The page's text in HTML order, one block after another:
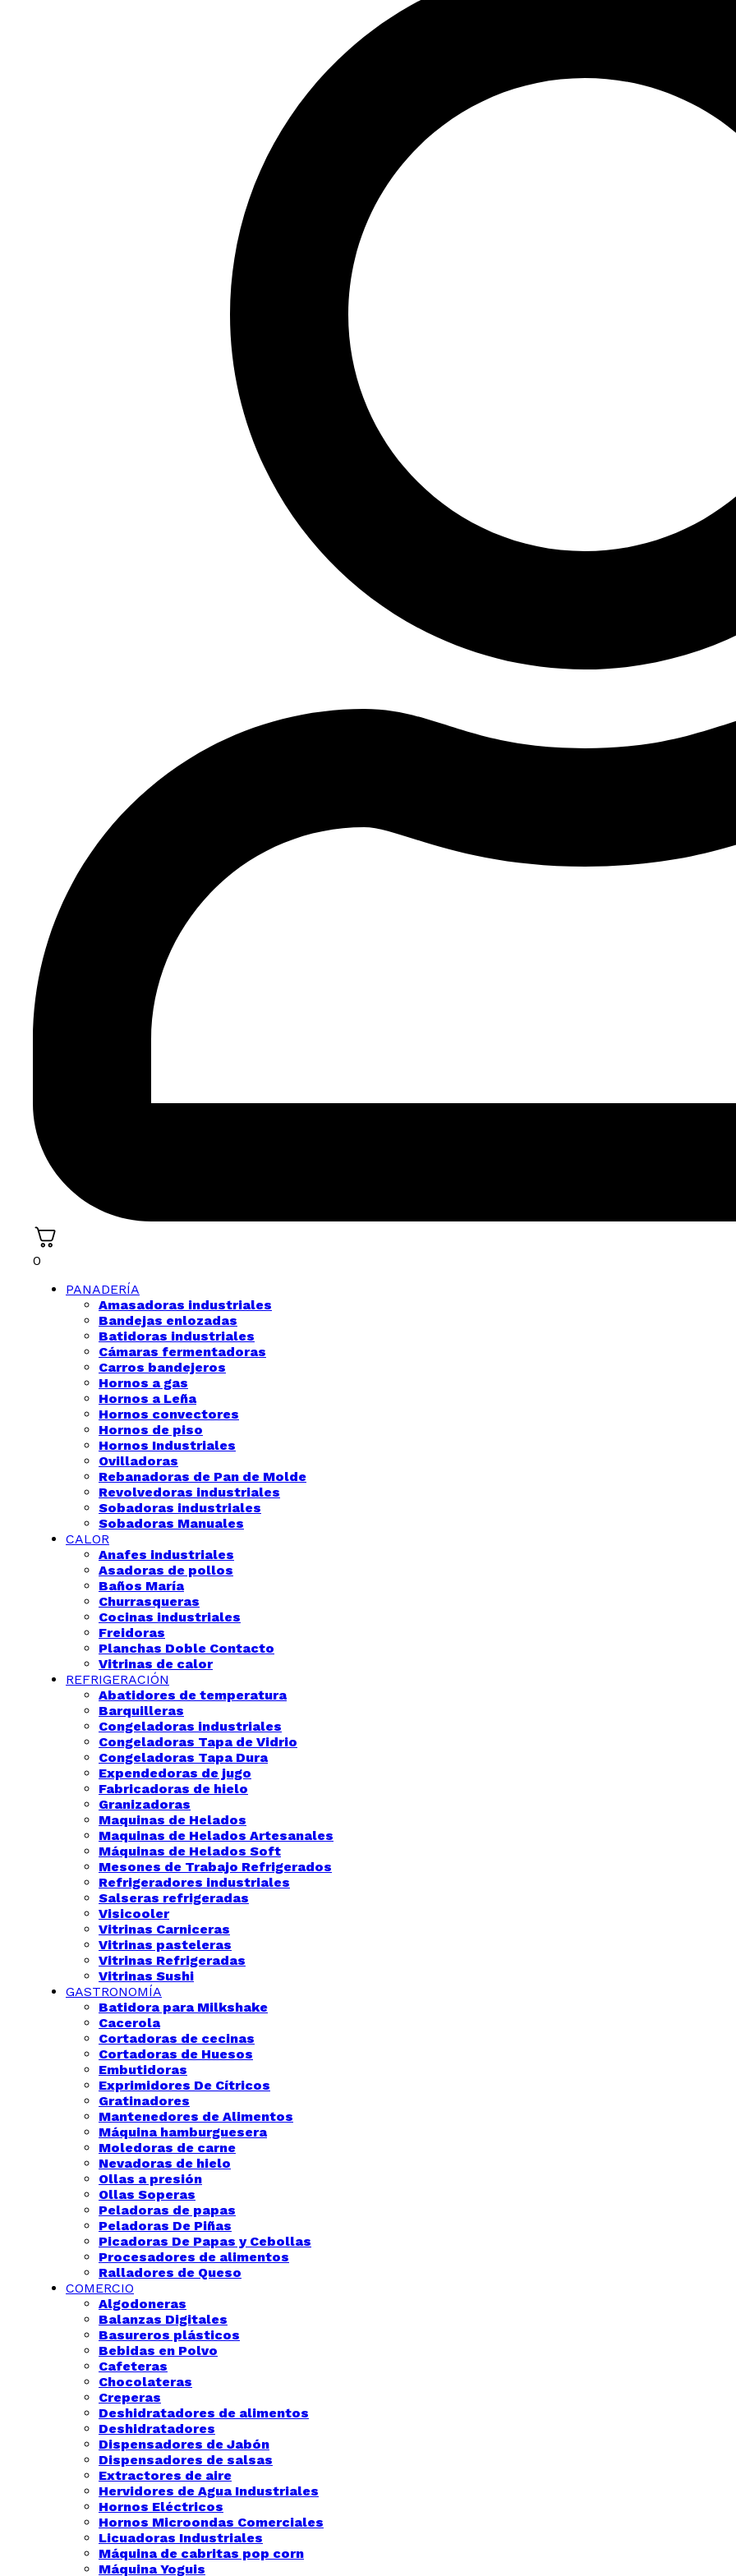
0
PANADERÍA
Amasadoras industriales
Bandejas enlozadas
Batidoras industriales
Cámaras fermentadoras
Carros bandejeros
Hornos a gas
Hornos a Leña
Hornos convectores
Hornos de piso
Hornos Industriales
Ovilladoras
Rebanadoras de Pan de Molde
Revolvedoras industriales
Sobadoras industriales
Sobadoras Manuales
CALOR
Anafes industriales
Asadoras de pollos
Baños María
Churrasqueras
Cocinas industriales
Freidoras
Planchas Doble Contacto
Vitrinas de calor
REFRIGERACIÓN
Abatidores de temperatura
Barquilleras
Congeladoras industriales
Congeladoras Tapa de Vidrio
Congeladoras Tapa Dura
Expendedoras de jugo
Fabricadoras de hielo
Granizadoras
Maquinas de Helados
Maquinas de Helados Artesanales
Máquinas de Helados Soft
Mesones de Trabajo Refrigerados
Refrigeradores industriales
Salseras refrigeradas
Visicooler
Vitrinas Carniceras
Vitrinas pasteleras
Vitrinas Refrigeradas
Vitrinas Sushi
GASTRONOMÍA
Batidora para Milkshake
Cacerola
Cortadoras de cecinas
Cortadoras de Huesos
Embutidoras
Exprimidores De Cítricos
Gratinadores
Mantenedores de Alimentos
Máquina hamburguesera
Moledoras de carne
Nevadoras de hielo
Ollas a presión
Ollas Soperas
Peladoras de papas
Peladoras De Piñas
Picadoras De Papas y Cebollas
Procesadores de alimentos
Ralladores de Queso
COMERCIO
Algodoneras
Balanzas Digitales
Basureros plásticos
Bebidas en Polvo
Cafeteras
Chocolateras
Creperas
Deshidratadores de alimentos
Deshidratadores
Dispensadores de Jabón
Dispensadores de salsas
Extractores de aire
Hervidores de Agua Industriales
Hornos Eléctricos
Hornos Microondas Comerciales
Licuadoras Industriales
Máquina de cabritas pop corn
Máquina Yoguis